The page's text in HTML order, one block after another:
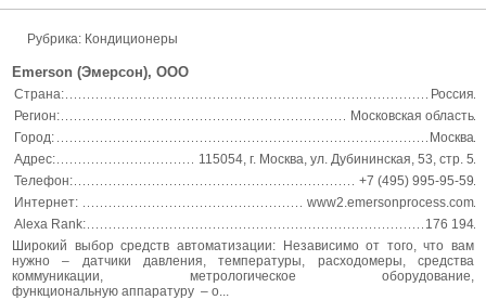
Рубрика: Кондиционеры
Emerson (Эмерсон), ООО
Страна:
Россия
Регион:
Московская область
Город:
Москва
Адрес:
115054, г. Москва, ул. Дубининская, 53, стр. 5
Телефон:
+7 (495) 995-95-59
Интернет:
www2.emersonprocess.com
Alexa Rank:
176 194
Широкий выбор средств автоматизации: Независимо от того, что вам
нужно – датчики давления, температуры, расходомеры, средства
коммуникации, метрологическое оборудование,
функциональную аппаратуру – о...